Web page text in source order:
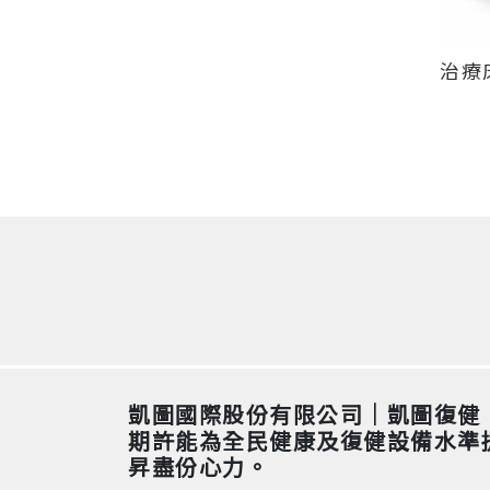
治療
凱圖國際股份有限公司｜凱圖復健
期許能為全民健康及復健設備水準
昇盡份心力。